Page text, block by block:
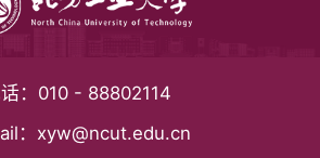
： 010 - 88802114
： xyw@ncut.edu.cn